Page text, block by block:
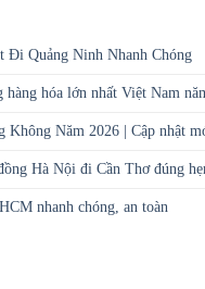
Đi Quảng Ninh Nhanh Chóng
hàng hóa lớn nhất Việt Nam
Không Năm 2026 | Cập nhật
Hà Nội đi Cần Thơ đúng
nhanh chóng, an toàn